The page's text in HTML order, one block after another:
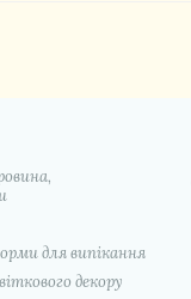
для випікання
декору